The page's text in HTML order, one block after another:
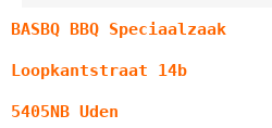
BASBQ BBQ Speciaalzaak
Loopkantstraat 14b
5405NB Uden